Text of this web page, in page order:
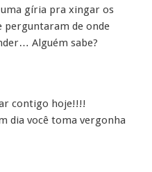
gíria pra xingar os
perguntaram de onde
Alguém sabe?
contigo hoje!!!!
dia você toma vergonha